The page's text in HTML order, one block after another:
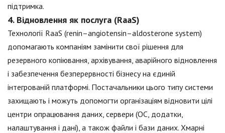
підтримка.
4. Відновлення як послуга (RaaS)
Технології RaaS (renin–angiotensin–aldosterone system)
допомагають компаніям замінити свої рішення для
резервного копіювання, архівування, аварійного відновлення
і забезпечення безперервності бізнесу на єдиній
інтегрованій платформі. Постачальники цього типу системи
захищають і можуть допомогти організаціям відновити цілі
центри опрацювання даних, сервери (ОС, додатки,
налаштування і дані), а також файли і бази даних. Хмарні